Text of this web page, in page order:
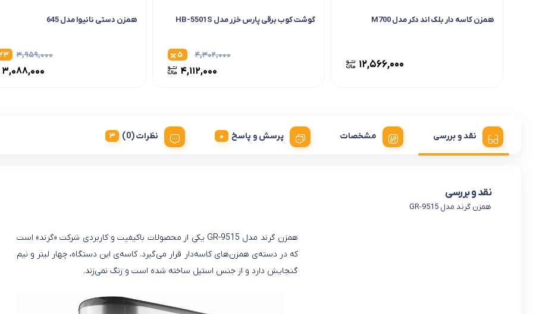
همزن کاسه دار بلک اند دکر مدل M700
۱۲,۵۶۶,۰۰۰
گوشت کوب برقی پارس خزر مدل HB-5501S
۴,۳۰۲,۰۰۰
۴,۱۱۲,۰۰۰
۵
همزن دستی نانیوا مدل 645
۳,۹۵۹,۰۰۰
۳,۰۸۸,۰۰۰
نقد و بررسی مشخصات پرسش و پاسخ نظرات (0)
نقد و بررسی
همزن گرند مدل GR-9515
همزن گرند مدل GR-9515 یکی از محصولات باکیفیت و کاربردی شرکت «گرند» است
که در دسته‌ی همزن‌های کاسه‌دار قرار می‌گیرد. کاسه‌ی این دستگاه، چهار لیتر و نیم
گنجایش دارد و از جنس استیل ساخته شده است و زنگ نمی‌زند.